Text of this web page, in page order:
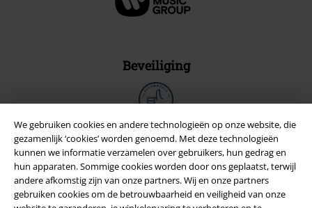
We gebruiken cookies en andere technologieën op onze website, die
gezamenlijk ‘cookies’ worden genoemd. Met deze technologieën
kunnen we informatie verzamelen over gebruikers, hun gedrag en
hun apparaten. Sommige cookies worden door ons geplaatst, terwijl
andere afkomstig zijn van onze partners. Wij en onze partners
gebruiken cookies om de betrouwbaarheid en veiligheid van onze
Beveiliging